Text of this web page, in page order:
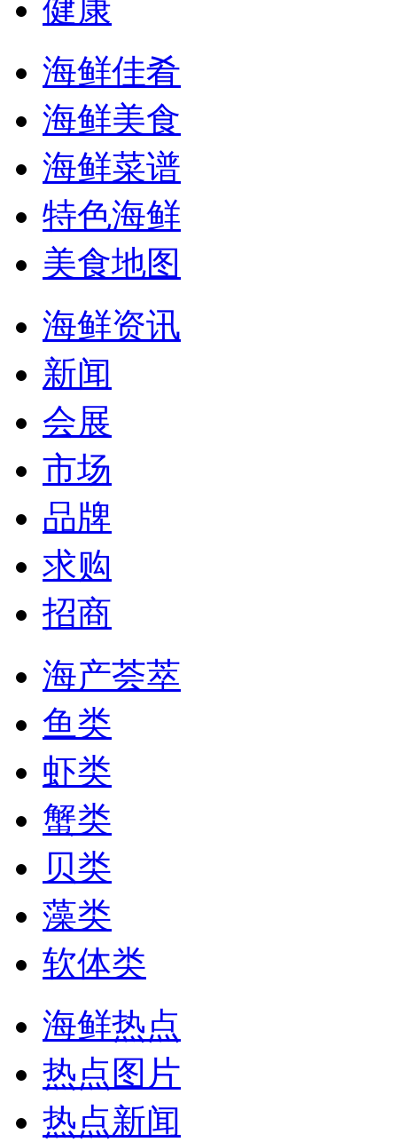
健康
海鲜佳肴
海鲜美食
海鲜菜谱
特色海鲜
美食地图
海鲜资讯
新闻
会展
市场
品牌
求购
招商
海产荟萃
鱼类
虾类
蟹类
贝类
藻类
软体类
海鲜热点
热点图片
热点新闻